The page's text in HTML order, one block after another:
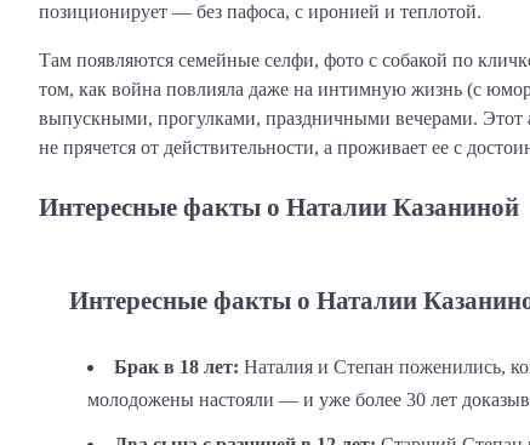
позиционирует — без пафоса, с иронией и теплотой.
Там появляются семейные селфи, фото с собакой по
том, как война повлияла даже на интимную жизнь (с
выпускными, прогулками, праздничными вечерами. Этот
не прячется от действительности, а проживает ее с
Интересные факты о Наталии Казаниной
Интересные факты о Наталии
Брак в 18 лет: Наталия и Степан поженились,
молодожены настояли — и уже более 30 лет